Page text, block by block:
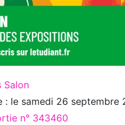
Salon
: le samedi 26 septembre
n° 343460